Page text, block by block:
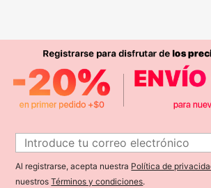
Al registrarse, acepta nuestra Política de
nuestrosTérminos y condiciones.